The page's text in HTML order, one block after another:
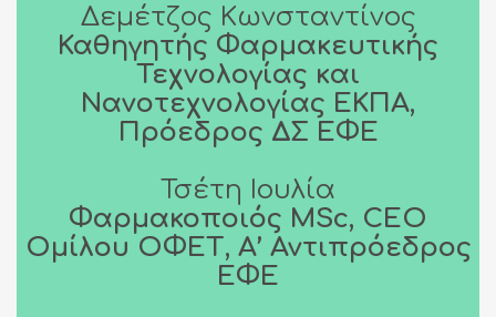
Δεμέτζος Κωνσταντίνος
Καθηγητής Φαρμακευτικής
Τεχνολογίας και
Νανοτεχνολογίας ΕΚΠΑ,
Πρόεδρος ΔΣ ΕΦΕ
Τσέτη Ιουλία
Φαρμακοποιός MSc, CEO
Ομίλου ΟΦΕΤ, Α’ Αντιπρόεδρος
ΕΦΕ